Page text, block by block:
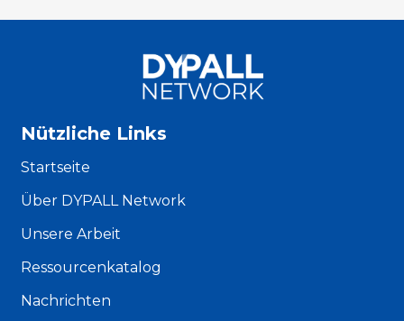
Nützliche Links
Startseite
Über DYPALL Network
Unsere Arbeit
Ressourcenkatalog
Nachrichten